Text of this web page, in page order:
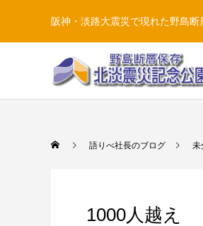
阪神・淡路大震災で現れた野島
語りべ社長のブログ 未
1000人越え